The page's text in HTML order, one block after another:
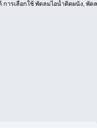
รเลือกใช้ พัดลมไอน้ำติดผนัง,